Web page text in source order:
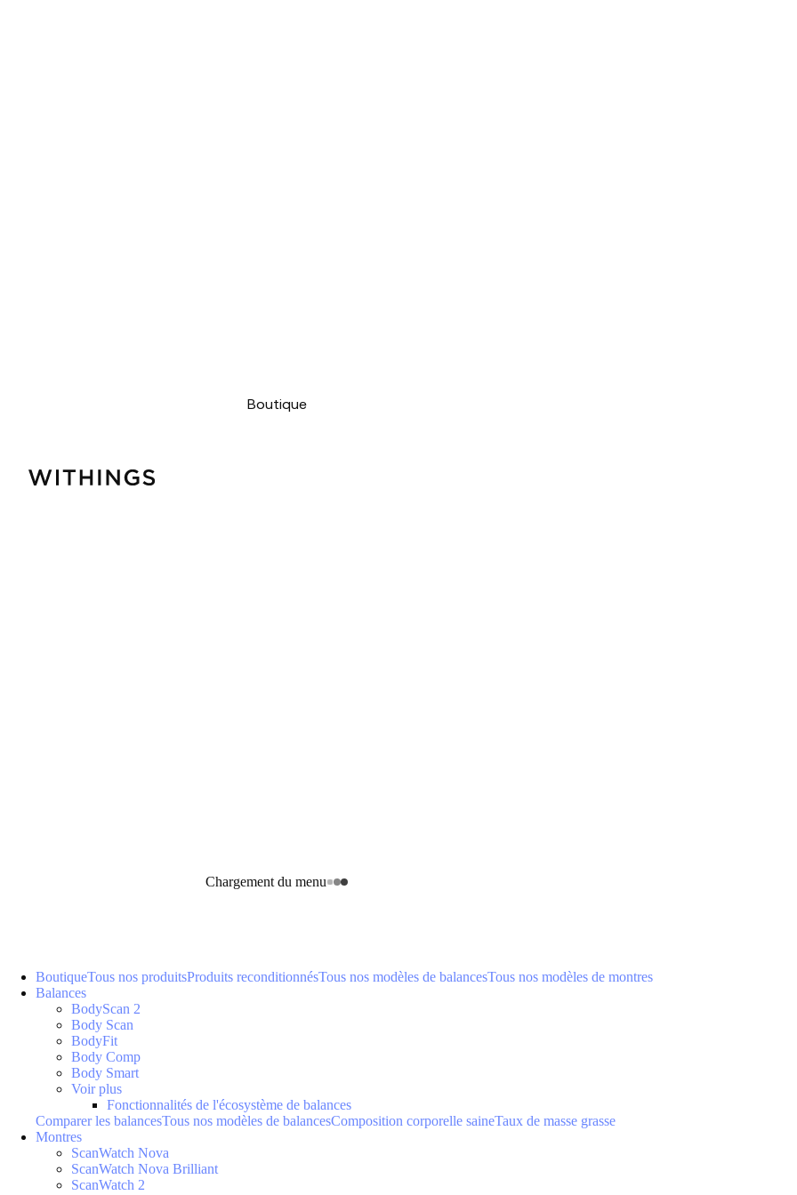
Boutique
Chargement du menu
BoutiqueTous nos produitsProduits reconditionnésTous nos modèles de balancesTous nos modèles de montres
Balances
BodyScan 2
Body Scan
BodyFit
Body Comp
Body Smart
Voir plus
Fonctionnalités de l'écosystème de balances
Comparer les balancesTous nos modèles de balancesComposition corporelle saineTaux de masse grasse
Montres
ScanWatch Nova
ScanWatch Nova Brilliant
ScanWatch 2